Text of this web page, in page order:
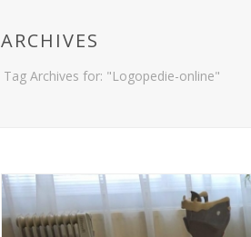
ARCHIVES
Tag Archives for: "Logopedie-online"